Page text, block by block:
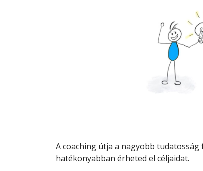
A coaching útja a nagyobb
hatékonyabban érheted el céljaidat.